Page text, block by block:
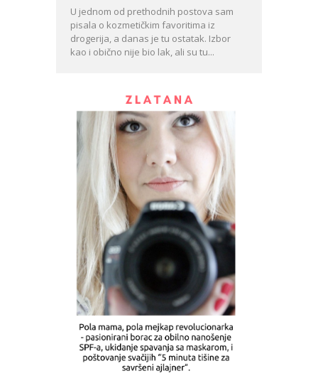
U jednom od prethodnih postova sam
pisala o kozmetičkim favoritima iz
drogerija, a danas je tu ostatak. Izbor
kao i obično nije bio lak, ali su tu...